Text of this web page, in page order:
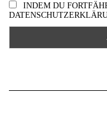
INDEM DU